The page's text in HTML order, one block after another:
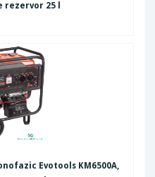
rezervor 25 l
Evotools KM6500A,